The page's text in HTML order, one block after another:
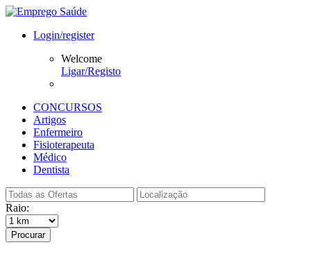
Login/register
Welcome
Ligar/Registo
CONCURSOS
Artigos
Enfermeiro
Fisioterapeuta
Médico
Dentista
Raio:
Procurar